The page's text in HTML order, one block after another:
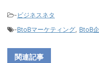
-ビジネスネタ
-BtoBマーケティング, BtoB
関連記事